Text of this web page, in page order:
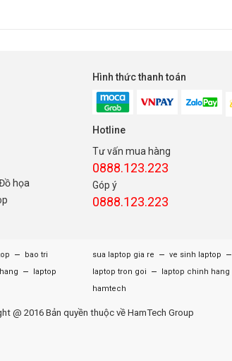
họa
Hình thức thanh toán
Hotline
Tư vấn mua hàng
0888.123.223
Góp ý
0888.123.223
–
bao tri
–
laptop
sua laptop gia re – ve sinh laptop –
laptop tron goi
– laptop chinh hang
hamtech
@ 2016 Bản quyền thuộc về HamTech Group